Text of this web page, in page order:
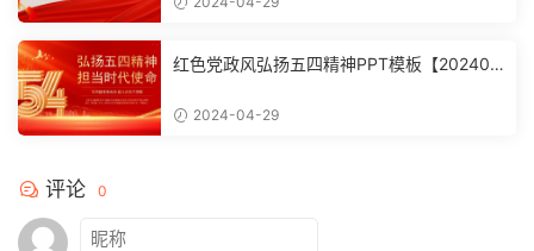
红色党政风弘扬五四精神PPT模板【202404
2024-04-29
评论 0